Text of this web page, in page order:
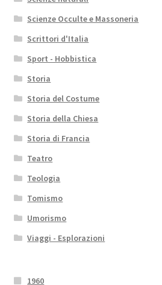
Scienze Occulte e Massoneria
Scrittori d'Italia
Sport - Hobbistica
Storia
Storia del Costume
Storia della Chiesa
Storia di Francia
Teatro
Teologia
Tomismo
Umorismo
Viaggi - Esplorazioni
1960